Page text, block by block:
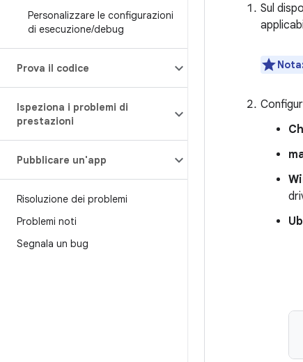
Personalizzare le configurazioni
di esecuzione/debug
Prova il codice
Ispeziona i problemi di
prestazioni
Pubblicare un'app
Risoluzione dei problemi
Problemi noti
Segnala un bug
Sul
Nota: